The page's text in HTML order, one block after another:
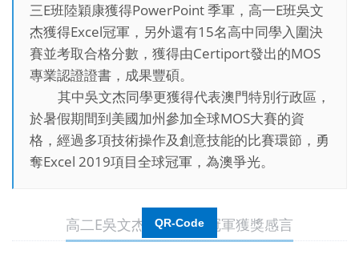
三E班陸穎康獲得PowerPoint 季軍，高一E班吳文
杰獲得Excel冠軍，另外還有15名高中同學入圍決
賽並考取合格分數，獲得由Certiport發出的MOS
專業認證證書，成果豐碩。
其中吳文杰同學更獲得代表澳門特別行政區，
於暑假期間到美國加州參加全球MOS大賽的資
格，經過多項技術操作及創意技能的比賽環節，勇
奪Excel 2019項目全球冠軍，為澳爭光。
高二E吳文杰MOS全球冠軍獲獎感言
QR-Code